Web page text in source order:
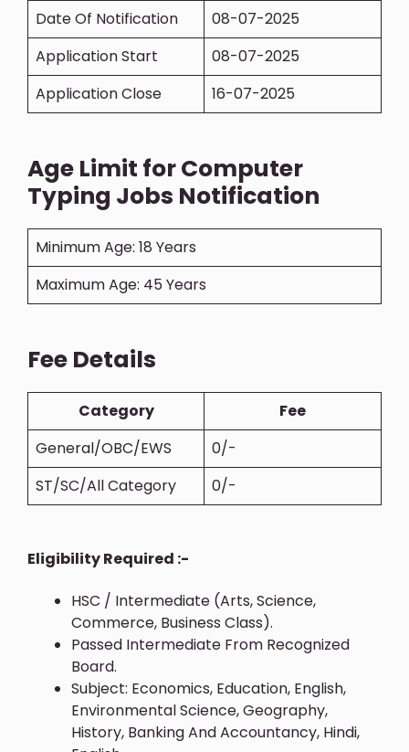
Date Of Notification
08-07-2025
Application Start
08-07-2025
Application Close
16-07-2025
Age Limit for Computer
Typing Jobs Notification
Minimum Age: 18 Years
Maximum Age: 45 Years
Fee Details
Category
Fee
General/OBC/EWS
0/-
ST/SC/All Category
0/-
Eligibility Required :-
HSC / Intermediate (Arts, Science,
Commerce, Business Class).
Passed Intermediate From Recognized
Board.
Subject: Economics, Education, English,
Environmental Science, Geography,
History, Banking And Accountancy, Hindi,